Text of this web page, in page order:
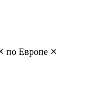
по Европе